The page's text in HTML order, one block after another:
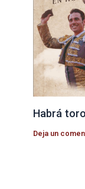
Habrá
Deja un